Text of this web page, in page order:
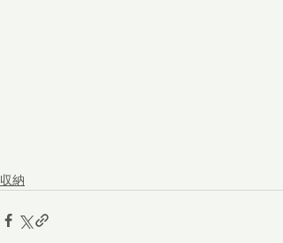
収納